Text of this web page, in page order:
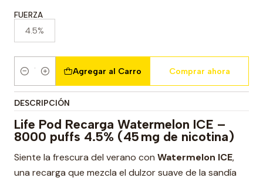
FUERZA
4.5%
Cantidad
Agregar al Carro Comprar ahora
DESCRIPCIÓN
Life Pod Recarga Watermelon ICE –
8000 puffs 4.5% (45 mg de nicotina)
Siente la frescura del verano con Watermelon ICE,
una recarga que mezcla el dulzor suave de la sandía